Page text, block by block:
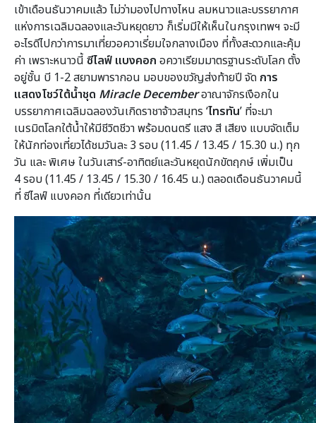
เข้าเดือนธันวาคมแล้ว ไม่ว่ามองไปทางไหน ลมหนาวและบรรยากาศ
แห่งการเฉลิมฉลองและวันหยุดยาว ก็เริ่มมีให้เห็นในกรุงเทพฯ จะมี
อะไรดีไปกว่าการมาเที่ยวอควาเรี่ยมใจกลางเมือง ที่ทั้งสะดวกและคุ้ม
ค่า เพราะหนาวนี้ ซีไลฟ์ แบงคอก อควาเรียมมาตรฐานระดับโลก ตั้ง
อยู่ชั้น บี 1-2 สยามพารากอน มอบของขวัญส่งท้ายปี จัด การ
แสดงโชว์ใต้น้ำชุด Miracle Decemberอาณาจักรเงือกใน
บรรยากาศเฉลิมฉลองวันเกิดราชาจ้าวสมุทร ‘ไทรทัน’ ที่จะมา
เนรมิตโลกใต้น้ำให้มีชีวิตชีวา พร้อมดนตรี แสง สี เสียง แบบจัดเต็ม
ให้นักท่องเที่ยวได้ชมวันละ 3 รอบ (11.45 / 13.45 / 15.30 น.) ทุก
วัน และ พิเศษ ในวันเสาร์-อาทิตย์และวันหยุดนักขัตฤกษ์ เพิ่มเป็น
4 รอบ (11.45 / 13.45 / 15.30 / 16.45 น.) ตลอดเดือนธันวาคมนี้
ที่ ซีไลฟ์ แบงคอก ที่เดียวเท่านั้น